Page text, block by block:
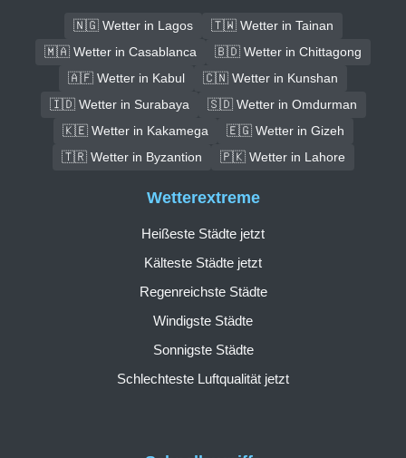
🇳🇬 Wetter in Lagos
🇹🇼 Wetter in Tainan
🇲🇦 Wetter in Casablanca
🇧🇩 Wetter in Chittagong
🇦🇫 Wetter in Kabul
🇨🇳 Wetter in Kunshan
🇮🇩 Wetter in Surabaya
🇸🇩 Wetter in Omdurman
🇰🇪 Wetter in Kakamega
🇪🇬 Wetter in Gizeh
🇹🇷 Wetter in Byzantion
🇵🇰 Wetter in Lahore
Wetterextreme
Heißeste Städte jetzt
Kälteste Städte jetzt
Regenreichste Städte
Windigste Städte
Sonnigste Städte
Schlechteste Luftqualität jetzt